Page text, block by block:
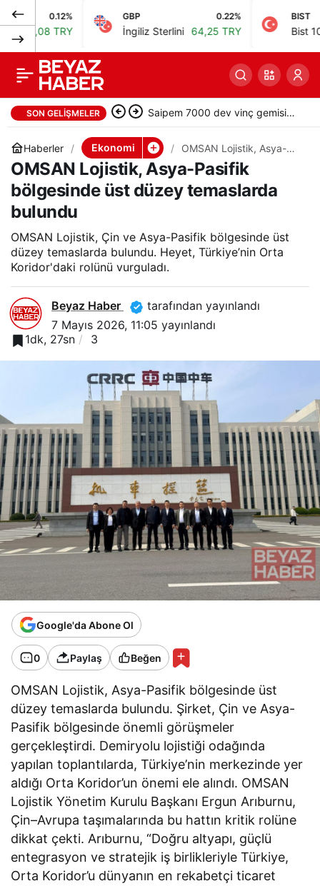
0.12% GBP
İngiliz Sterlini 64,25 TRY
BIST
Bist 100
SON GELIŞMELER Saipem 7000 dev vinç gemisi
İstanbul Boğazı’ndan geçti
Haberler Ekonomi
OMSAN Lojistik, Asya-
Pasifik bölgesinde üst
düzey temaslarda
bulundu
OMSAN Lojistik, Asya-Pasifik
bölgesinde üst düzey temaslarda
bulundu
OMSAN Lojistik, Çin ve Asya-Pasifik bölgesinde üst
düzey temaslarda bulundu. Heyet, Türkiye’nin Orta
Koridor'daki rolünü vurguladı.
Beyaz Haber
tarafından yayınlandı
7 Mayıs 2026, 11:05 yayınlandı
1dk, 27sn
3
Google'da Abone Ol
0 Paylaş Beğen
OMSAN Lojistik, Asya-Pasifik bölgesinde üst
düzey temaslarda bulundu. Şirket, Çin ve Asya-
Pasifik bölgesinde önemli görüşmeler
gerçekleştirdi. Demiryolu lojistiği odağında
yapılan toplantılarda, Türkiye’nin merkezinde yer
aldığı Orta Koridor’un önemi ele alındı. OMSAN
Lojistik Yönetim Kurulu Başkanı Ergun Arıburnu,
Çin–Avrupa taşımalarında bu hattın kritik rolüne
dikkat çekti. Arıburnu, “Doğru altyapı, güçlü
entegrasyon ve stratejik iş birlikleriyle Türkiye,
Orta Koridor’u dünyanın en rekabetçi ticaret
İş Bankası, Visa ve
Bizigo ile masraf
yönetiminde iş birliği
0 Paylaş